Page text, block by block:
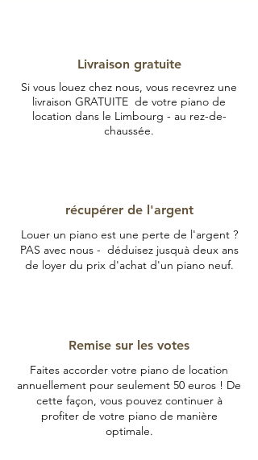
Livraison gratuite
Si vous louez chez nous, vous recevrez une
livraison GRATUITE de votre piano de
location dans le Limbourg - au rez-de-
chaussée.
récupérer de l'argent
Louer un piano est une perte de l'argent ?
PAS avec nous - déduisez jusquà deux ans
de loyer du prix d'achat d'un piano neuf.
Remise sur les votes
Faites accorder votre piano de location
annuellement pour seulement 50 euros ! De
cette façon, vous pouvez continuer à
profiter de votre piano de manière
optimale.